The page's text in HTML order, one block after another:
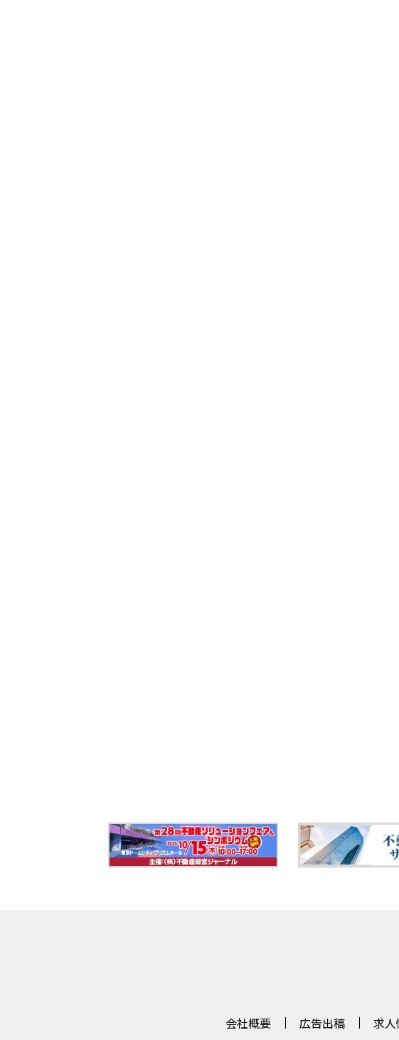
会社概要 広告出稿 求